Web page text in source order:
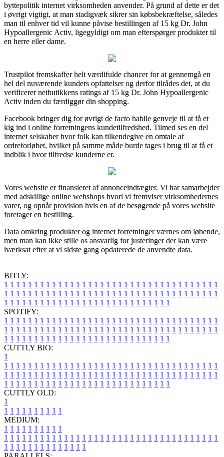
byttepolitik internet virksomheden anvender. På grund af dette er det
i øvrigt vigtigt, at man stadigvæk sikrer sin købsbekræftelse, således
man til enhver tid vil kunne påvise bestillingen af 15 kg Dr. John
Hypoallergenic Activ, ligegyldigt om man efterspørger produkter til
en herre eller dame.
Trustpilot fremskaffer helt værdifulde chancer for at gennemgå en
hel del nuværende kunders opfattelser og derfor tilrådes det, at du
verificerer netbutikkens ratings af 15 kg Dr. John Hypoallergenic
Activ inden du færdiggør din shopping.
Facebook bringer dig for øvrigt de facto habile genveje til at få et
kig ind i online forretningens kundetilfredshed. Tilmed ses en del
internet selskaber hvor folk kan tilkendegive en omtale af
ordreforløbet, hvilket på samme måde burde tages i brug til at få et
indblik i hvor tilfredse kunderne er.
Vores website er finansieret af annonceindtægter. Vi har samarbejder
med adskillige online webshops hvori vi fremviser virksomhedernes
varer, og opnår provision hvis en af de besøgende på vores website
foretager en bestilling.
Data omkring produkter og internet forretninger værnes om løbende,
men man kan ikke stille os ansvarlig for justeringer der kan være
iværksat efter at vi sidste gang opdaterede de anvendte data.
BITLY:
1 1 1 1 1 1 1 1 1 1 1 1 1 1 1 1 1 1 1 1 1 1 1 1 1 1 1 1 1 1 1 1 1 1 1 1
1 1 1 1 1 1 1 1 1 1 1 1 1 1 1 1 1 1 1 1 1 1 1 1 1 1 1 1 1 1 1 1 1 1 1 1
1 1 1 1 1 1 1 1 1 1 1 1 1 1 1 1 1 1 1 1 1 1 1 1 1 1 1 1
SPOTIFY:
1 1 1 1 1 1 1 1 1 1 1 1 1 1 1 1 1 1 1 1 1 1 1 1 1 1 1 1 1 1 1 1 1 1 1 1
1 1 1 1 1 1 1 1 1 1 1 1 1 1 1 1 1 1 1 1 1 1 1 1 1 1 1 1 1 1 1 1 1 1 1 1
1 1 1 1 1 1 1 1 1 1 1 1 1 1 1 1 1 1 1 1 1 1 1 1 1 1 1 1
CUTTLY BIO:
1
1 1 1 1 1 1 1 1 1 1 1 1 1 1 1 1 1 1 1 1 1 1 1 1 1 1 1 1 1 1 1 1 1 1 1 1
1 1 1 1 1 1 1 1 1 1 1 1 1 1 1 1 1 1 1 1 1 1 1 1 1 1 1 1 1 1 1 1 1 1 1 1
1 1 1 1 1 1 1 1 1 1 1 1 1 1 1 1 1 1 1 1 1 1 1 1 1 1 1 1
CUTTLY OLD:
1
1 1 1 1 1 1 1 1 1 1
MEDIUM:
1 1 1 1 1 1 1 1 1 1
1 1 1 1 1 1 1 1 1 1 1 1 1 1 1 1 1 1 1 1 1 1 1 1 1 1 1 1 1 1 1 1 1 1 1 1
1 1 1 1 1 1 1 1 1 1 1 1 1 1